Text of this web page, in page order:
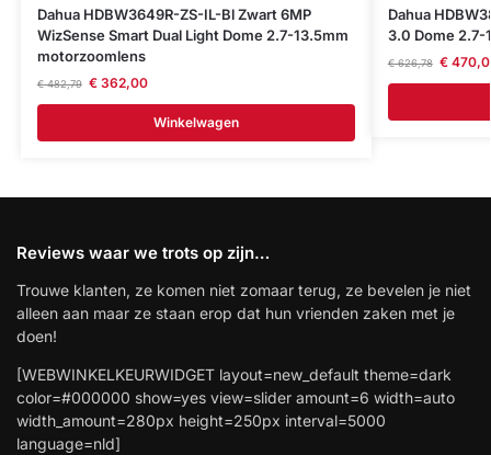
Dahua HDBW3649R-ZS-IL-Bl Zwart 6MP
WizSense Smart Dual Light Dome 2.7-13.5mm
motorzoomlens
€482,79 €362,00
Winkelwagen
Dahua
3.0 Dome 2.7-
€626,78 €
Reviews waar we trots op zijn…
Trouwe klanten, ze komen niet zomaar terug, ze bevelen je niet
alleen aan maar ze staan erop dat hun vrienden zaken met je
doen!
[WEBWINKELKEURWIDGET layout=new_default theme=dark
color=#000000 show=yes view=slider amount=6 width=auto
width_amount=280px height=250px interval=5000
language=nld]